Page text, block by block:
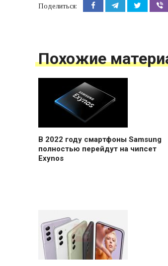
Поделиться:
Похожие
В 2022 году смартфоны Samsung
полностью перейдут на чипсет
Exynos